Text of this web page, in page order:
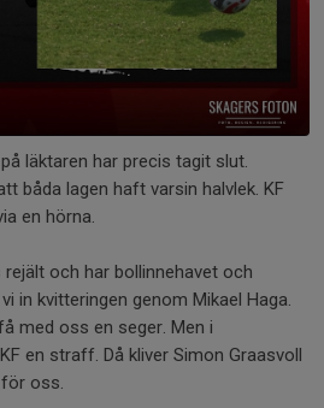
läktaren har precis tagit slut.
båda lagen haft varsin halvlek. KF
en hörna.
och har bollinnehavet och
in kvitteringen genom Mikael Haga.
med oss en seger. Men i
en straff. Då kliver Simon Graasvoll
oss.